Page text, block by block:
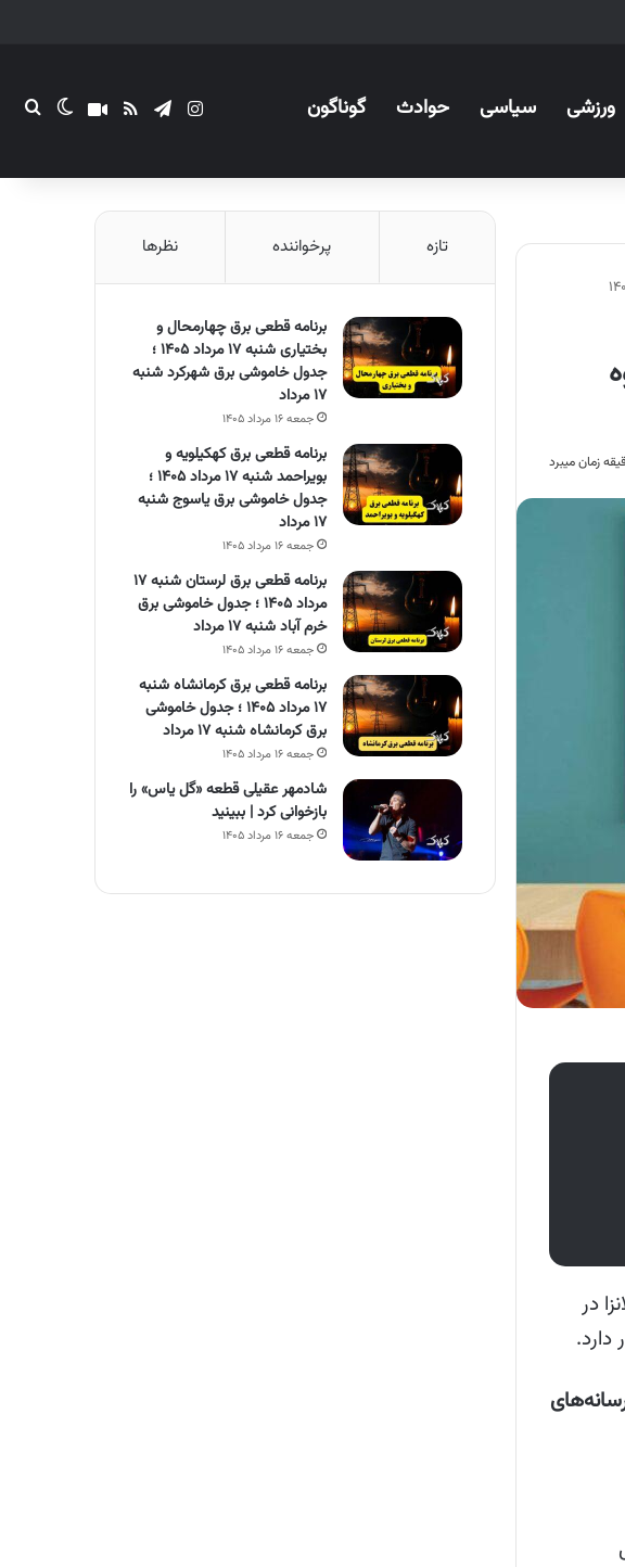
ورزشی سیاسی حوادث گوناگون اینستاگرام
تلگرامخوراکآپاراتتغییر
/ نحوه
در
تازه پرخواننده نظرها
برنامه قطعی برق چهارمحال و
بختیاری شنبه ۱۷ مرداد ۱۴۰۵ ؛
جدول خاموشی برق شهرکرد شنبه
۱۷ مرداد
جمعه ۱۶ مرداد ۱۴۰۵
برنامه قطعی برق کهکیلویه و
بویراحمد شنبه ۱۷ مرداد ۱۴۰۵ ؛
جدول خاموشی برق یاسوج شنبه
۱۷ مرداد
جمعه ۱۶ مرداد ۱۴۰۵
برنامه قطعی برق لرستان شنبه ۱۷
مرداد ۱۴۰۵ ؛ جدول خاموشی برق
خرم آباد شنبه ۱۷ مرداد
جمعه ۱۶ مرداد ۱۴۰۵
برنامه قطعی برق کرمانشاه شنبه
۱۷ مرداد ۱۴۰۵ ؛ جدول خاموشی
برق کرمانشاه شنبه ۱۷ مرداد
جمعه ۱۶ مرداد ۱۴۰۵
شادمهر عقیلی قطعه «گل یاس» را
بازخوانی کرد | ببینید
جمعه ۱۶ مرداد ۱۴۰۵